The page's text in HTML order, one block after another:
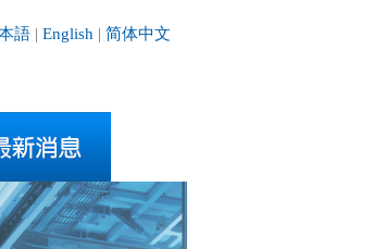
語 | English | 简体中文